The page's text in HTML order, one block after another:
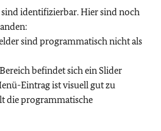
identifizierbar. Hier sind noch
sind programmatisch nicht als
befindet sich ein Slider
Eintrag ist visuell gut zu
die programmatische